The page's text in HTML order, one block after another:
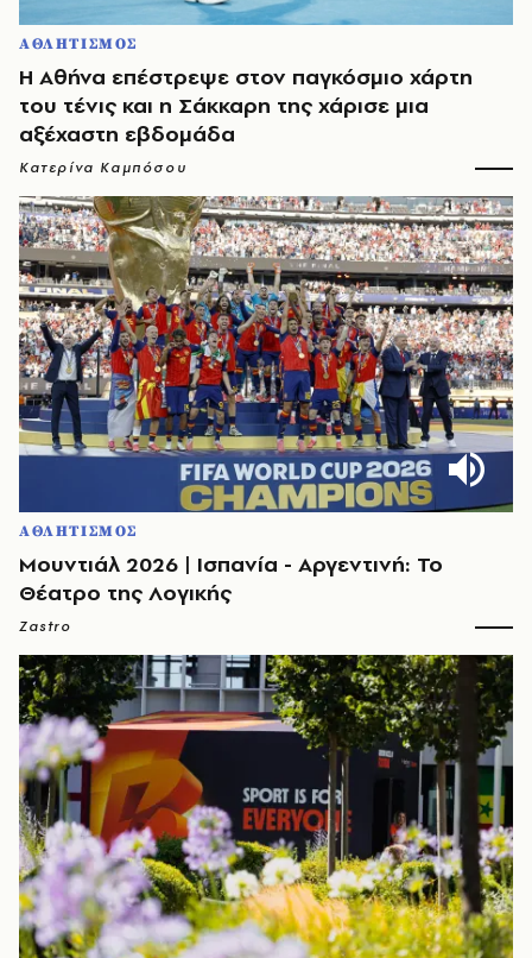
ΑΘΛΗΤΙΣΜΟΣ
Η Αθήνα επέστρεψε στον παγκόσμιο χάρτη
του τένις και η Σάκκαρη της χάρισε μια
αξέχαστη εβδομάδα
Κατερίνα Καμπόσου
ΑΘΛΗΤΙΣΜΟΣ
Μουντιάλ 2026 | Ισπανία - Αργεντινή: Το
Θέατρο της Λογικής
Zastro